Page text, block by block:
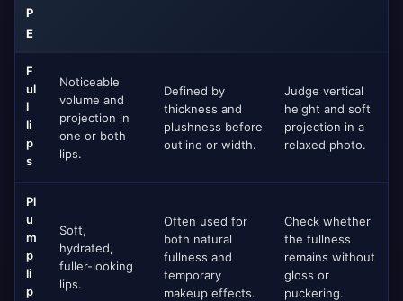
P
E
F
ul
l
li
p
s
Noticeable
volume and
projection in
one or both
lips.
Defined by
thickness and
plushness before
outline or width.
Judge vertical
height and soft
projection in a
relaxed photo.
Pl
u
m
p
li
p
Soft,
hydrated,
fuller-looking
lips.
Often used for
both natural
fullness and
temporary
makeup effects.
Check whether
the fullness
remains without
gloss or
puckering.